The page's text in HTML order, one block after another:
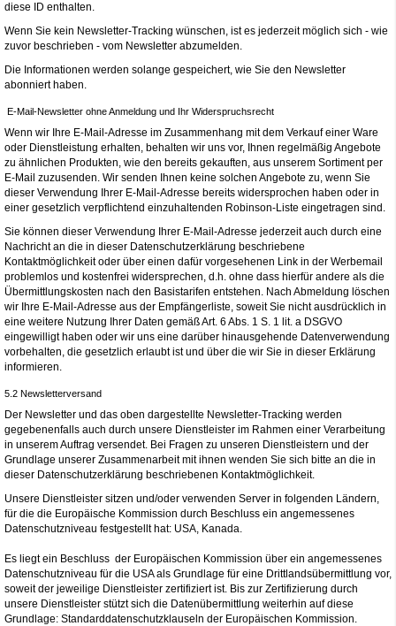
diese ID enthalten.
Wenn Sie kein Newsletter-Tracking wünschen, ist es jederzeit möglich sich - wie
zuvor beschrieben - vom Newsletter abzumelden.
Die Informationen werden solange gespeichert, wie Sie den Newsletter
abonniert haben.
E-Mail-Newsletter ohne Anmeldung und Ihr Widerspruchsrecht
Wenn wir Ihre E-Mail-Adresse im Zusammenhang mit dem Verkauf einer Ware
oder Dienstleistung erhalten, behalten wir uns vor, Ihnen regelmäßig Angebote
zu ähnlichen Produkten, wie den bereits gekauften, aus unserem Sortiment per
E-Mail zuzusenden. Wir senden Ihnen keine solchen Angebote zu, wenn Sie
dieser Verwendung Ihrer E-Mail-Adresse bereits widersprochen haben oder in
einer gesetzlich verpflichtend einzuhaltenden Robinson-Liste eingetragen sind.
Sie können dieser Verwendung Ihrer E-Mail-Adresse jederzeit auch durch eine
Nachricht an die in dieser Datenschutzerklärung beschriebene
Kontaktmöglichkeit oder über einen dafür vorgesehenen Link in der Werbemail
problemlos und kostenfrei widersprechen, d.h. ohne dass hierfür andere als die
Übermittlungskosten nach den Basistarifen entstehen. Nach Abmeldung löschen
wir Ihre E-Mail-Adresse aus der Empfängerliste, soweit Sie nicht ausdrücklich in
eine weitere Nutzung Ihrer Daten gemäß Art. 6 Abs. 1 S. 1 lit. a DSGVO
eingewilligt haben oder wir uns eine darüber hinausgehende Datenverwendung
vorbehalten, die gesetzlich erlaubt ist und über die wir Sie in dieser Erklärung
informieren.
5.2 Newsletterversand
Der Newsletter und das oben dargestellte Newsletter-Tracking werden
gegebenenfalls auch durch unsere Dienstleister im Rahmen einer Verarbeitung
in unserem Auftrag versendet. Bei Fragen zu unseren Dienstleistern und der
Grundlage unserer Zusammenarbeit mit ihnen wenden Sie sich bitte an die in
dieser Datenschutzerklärung beschriebenen Kontaktmöglichkeit.
Unsere Dienstleister sitzen und/oder verwenden Server in folgenden Ländern,
für die die Europäische Kommission durch Beschluss ein angemessenes
Datenschutzniveau festgestellt hat: USA, Kanada.
Es liegt ein Beschluss der Europäischen Kommission über ein angemessenes
Datenschutzniveau für die USA als Grundlage für eine Drittlandsübermittlung vor,
soweit der jeweilige Dienstleister zertifiziert ist. Bis zur Zertifizierung durch
unsere Dienstleister stützt sich die Datenübermittlung weiterhin auf diese
Grundlage: Standarddatenschutzklauseln der Europäischen Kommission.